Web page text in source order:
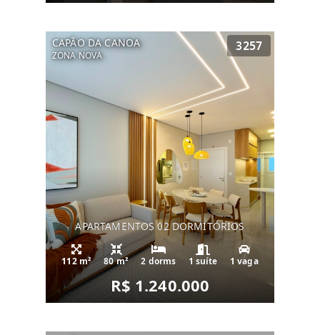
CAPÃO DA CANOA
ZONA NOVA
3257
APARTAMENTOS 02 DORMITÓRIOS
112 m² 80 m² 2 dorms 1 suíte 1 vaga
R$ 1.240.000